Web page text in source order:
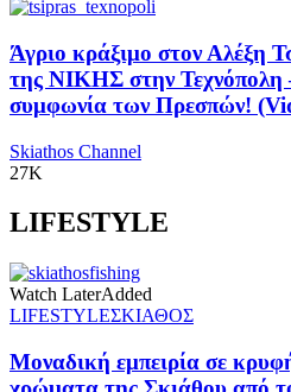
Άγριο κράξιμο στον Αλέξη
της ΝΙΚΗΣ στην Τεχνόπολη
συμφωνία των Πρεσπών!
Skiathos Channel
27K
LIFESTYLE
Watch LaterAdded
LIFESTYLEΣΚΙΑΘΟΣ
Μοναδική εμπειρία σε